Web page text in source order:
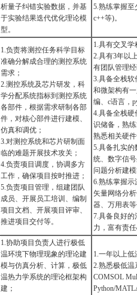
析量子纠错实验数据，并基
于实验结果迭代优化理论模
型。
5.熟练掌握至
c++等)。
1.负责将测控任务科学目标
准确分解成合理的测控系统
需求；
2.测控系统及芯片研发，科
学分配系统指标到测控系统
各部件，根据需求研制各部
件，对核心部件进行建模、
仿真和调优；
3.对测控系统和芯片研制面
临的难题开展技术攻关；
4.负责项目调度，协调多方
工作，确保项目按时推进；
5.负责项目管理，组建团队
成员、开展员工培训、编制
项目文档、开展项目评审、
推进项目交付等。
1.具有交叉
2.具有3年以
有团队管理
3.具备全栈
和微架构有
编、c语言，
4.具备全栈
识储备，熟
熟悉相关硬
5.具备扎实
统、数字信
问题分析建
6.熟练掌握
矢量网络分
器、万用表
7.具备良好
力，富有责
1.协助项目负责人进行极低
温环境下物理现象的理论建
模与仿真分析、计算，极低
温热力学系统的理论框架构
建；
1.一年以上
2.熟悉极低
COMSOL
Python/